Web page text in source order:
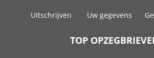
Uitschrijven Uw gegevens
TOP